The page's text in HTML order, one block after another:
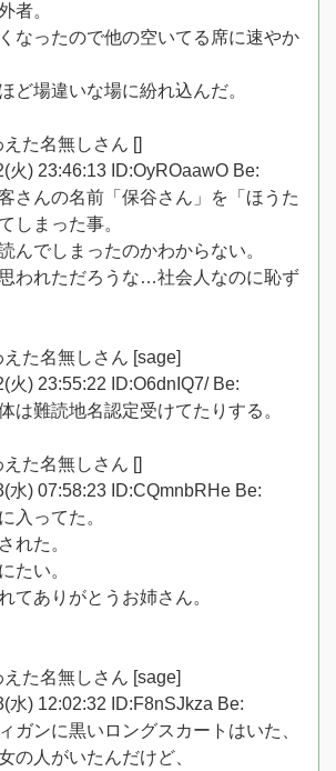
者。
なったので他の空いてる席に速やか
ど場違いな場に紛れ込んだ。
た名無しさん []
火) 23:46:13 ID:OyROaawO Be:
さんの名前「保谷さん」を「ほうた
しまった事。
んでしまったのかわからない。
われただろうな…社会人なのに恥ず
た名無しさん [sage]
火) 23:55:22 ID:O6dnIQ7/ Be:
は難読地名認定受けてたりする。
た名無しさん []
水) 07:58:23 ID:CQmnbRHe Be:
入ってた。
れた。
たい。
てありがとうお姉さん。
た名無しさん [sage]
水) 12:02:32 ID:F8nSJkza Be:
ガンに黒いロングスカートはいた、
の人がいたんだけど、